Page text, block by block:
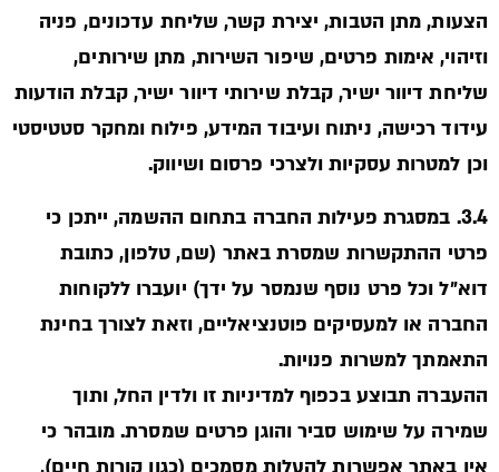
הצעות, מתן הטבות, יצירת קשר, שליחת עדכונים, פניה
וזיהוי, אימות פרטים, שיפור השירות, מתן שירותים,
שליחת דיוור ישיר, קבלת שירותי דיוור ישיר, קבלת הודעות
עידוד רכישה, ניתוח ועיבוד המידע, פילוח ומחקר סטטיסטי
וכן למטרות עסקיות ולצרכי פרסום ושיווק.
3.4. במסגרת פעילות החברה בתחום ההשמה, ייתכן כי
פרטי ההתקשרות שמסרת באתר (שם, טלפון, כתובת
דוא״ל וכל פרט נוסף שנמסר על ידך) יועברו ללקוחות
החברה או למעסיקים פוטנציאליים, וזאת לצורך בחינת
התאמתך למשרות פנויות.
ההעברה תבוצע בכפוף למדיניות זו ולדין החל, ותוך
שמירה על שימוש סביר והוגן פרטים שמסרת. מובהר כי